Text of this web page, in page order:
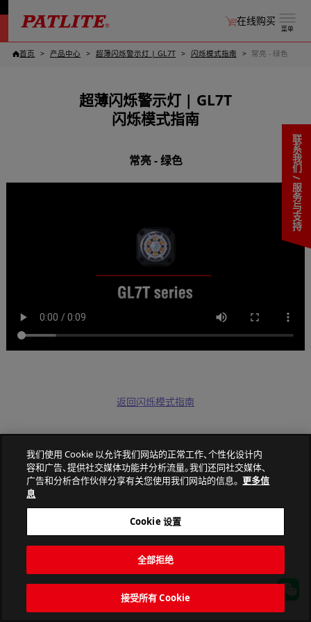
菜单
在线购买
联系我们 / 服务与支持
首页 产品中心 超薄闪烁警示灯​ | GL7T 闪烁模式指南 常亮 - 绿色
超薄闪烁警示灯​ | GL7T
闪烁模式指南
常亮 - 绿色
返回闪烁模式指南
PATLITE CORPORATION. All Rights Reserved.
我们使用 Cookie 以允许我们网站的正常工作、个性化设计内
容和广告、提供社交媒体功能并分析流量。我们还同社交媒体、
广告和分析合作伙伴分享有关您使用我们网站的信息。 更多信
息
Cookie 设置
全部拒绝
接受所有 Cookie